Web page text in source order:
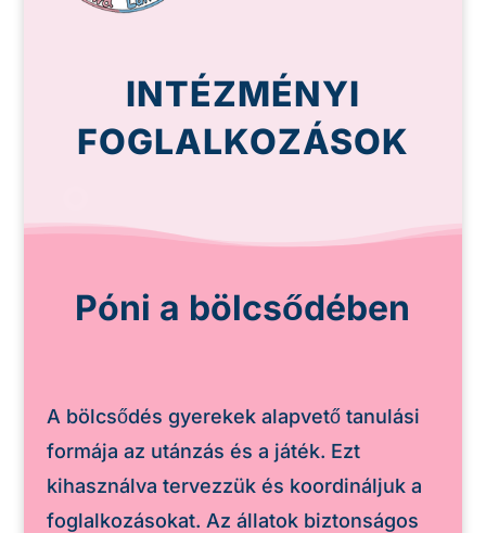
INTÉZMÉNYI
FOGLALKOZÁSOK
Póni a bölcsődében
A bölcsődés gyerekek alapvető tanulási
formája az utánzás és a játék. Ezt
kihasználva tervezzük és koordináljuk a
foglalkozásokat. Az állatok biztonságos